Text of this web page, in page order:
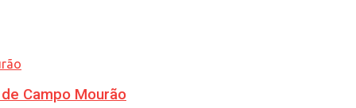
Campo Mourão